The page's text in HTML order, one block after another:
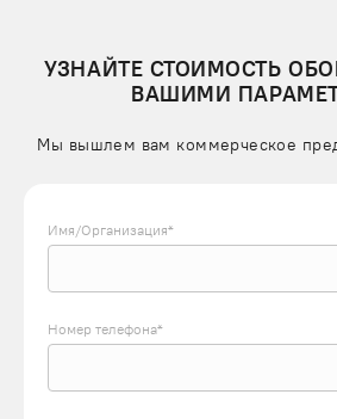
УЗНАЙТЕ СТОИМОСТЬ
ВАШИМИ
Мы вышлем вам коммерческое
Имя/Организация*
Номер телефона*